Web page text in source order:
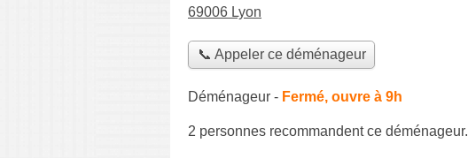
69006 Lyon
📞 Appeler ce déménageur
Déménageur - Fermé, ouvre à 9h
2 personnes recommandentce déménageur.